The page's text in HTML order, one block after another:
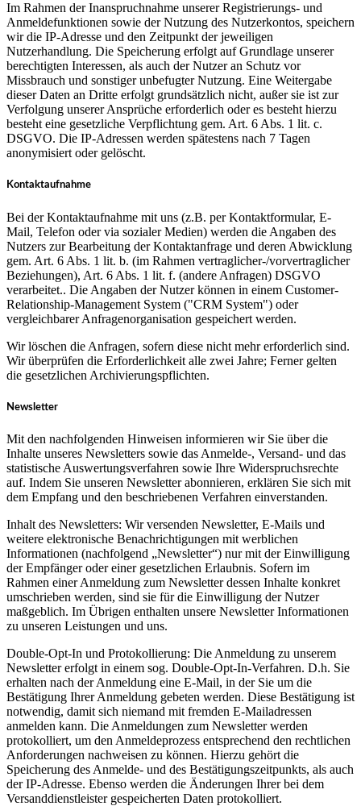
Im Rahmen der Inanspruchnahme unserer Registrierungs- und
Anmeldefunktionen sowie der Nutzung des Nutzerkontos, speichern
wir die IP-Adresse und den Zeitpunkt der jeweiligen
Nutzerhandlung. Die Speicherung erfolgt auf Grundlage unserer
berechtigten Interessen, als auch der Nutzer an Schutz vor
Missbrauch und sonstiger unbefugter Nutzung. Eine Weitergabe
dieser Daten an Dritte erfolgt grundsätzlich nicht, außer sie ist zur
Verfolgung unserer Ansprüche erforderlich oder es besteht hierzu
besteht eine gesetzliche Verpflichtung gem. Art. 6 Abs. 1 lit. c.
DSGVO. Die IP-Adressen werden spätestens nach 7 Tagen
anonymisiert oder gelöscht.
Kontaktaufnahme
Bei der Kontaktaufnahme mit uns (z.B. per Kontaktformular, E-
Mail, Telefon oder via sozialer Medien) werden die Angaben des
Nutzers zur Bearbeitung der Kontaktanfrage und deren Abwicklung
gem. Art. 6 Abs. 1 lit. b. (im Rahmen vertraglicher-/vorvertraglicher
Beziehungen), Art. 6 Abs. 1 lit. f. (andere Anfragen) DSGVO
verarbeitet.. Die Angaben der Nutzer können in einem Customer-
Relationship-Management System ("CRM System") oder
vergleichbarer Anfragenorganisation gespeichert werden.
Wir löschen die Anfragen, sofern diese nicht mehr erforderlich sind.
Wir überprüfen die Erforderlichkeit alle zwei Jahre; Ferner gelten
die gesetzlichen Archivierungspflichten.
Newsletter
Mit den nachfolgenden Hinweisen informieren wir Sie über die
Inhalte unseres Newsletters sowie das Anmelde-, Versand- und das
statistische Auswertungsverfahren sowie Ihre Widerspruchsrechte
auf. Indem Sie unseren Newsletter abonnieren, erklären Sie sich mit
dem Empfang und den beschriebenen Verfahren einverstanden.
Inhalt des Newsletters: Wir versenden Newsletter, E-Mails und
weitere elektronische Benachrichtigungen mit werblichen
Informationen (nachfolgend „Newsletter“) nur mit der Einwilligung
der Empfänger oder einer gesetzlichen Erlaubnis. Sofern im
Rahmen einer Anmeldung zum Newsletter dessen Inhalte konkret
umschrieben werden, sind sie für die Einwilligung der Nutzer
maßgeblich. Im Übrigen enthalten unsere Newsletter Informationen
zu unseren Leistungen und uns.
Double-Opt-In und Protokollierung: Die Anmeldung zu unserem
Newsletter erfolgt in einem sog. Double-Opt-In-Verfahren. D.h. Sie
erhalten nach der Anmeldung eine E-Mail, in der Sie um die
Bestätigung Ihrer Anmeldung gebeten werden. Diese Bestätigung ist
notwendig, damit sich niemand mit fremden E-Mailadressen
anmelden kann. Die Anmeldungen zum Newsletter werden
protokolliert, um den Anmeldeprozess entsprechend den rechtlichen
Anforderungen nachweisen zu können. Hierzu gehört die
Speicherung des Anmelde- und des Bestätigungszeitpunkts, als auch
der IP-Adresse. Ebenso werden die Änderungen Ihrer bei dem
Versanddienstleister gespeicherten Daten protokolliert.